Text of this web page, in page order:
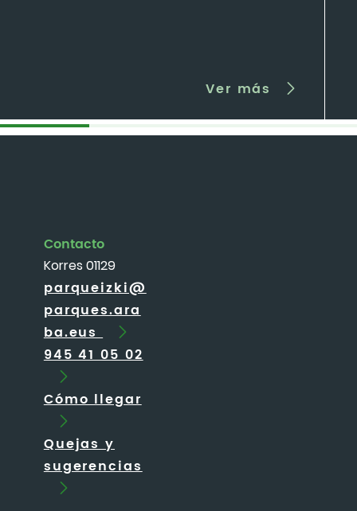
Ver más
Contacto
Korres 01129
parqueizki@
parques.ara
ba.eus
945 41 05 02
Cómo llegar
Quejas y
sugerencias